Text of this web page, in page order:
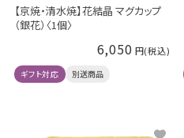
【京焼・清水焼】花結晶 マグカップ
（銀花）〈1個〉
6,050
ギフト対応 別送商品